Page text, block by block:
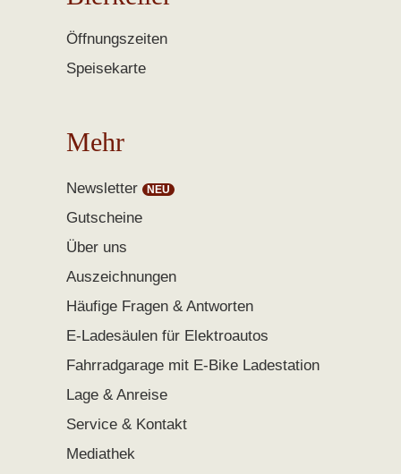
Öffnungszeiten
Speisekarte
Mehr
Newsletter
Gutscheine
Über uns
Auszeichnungen
Häufige Fragen & Antworten
E-Ladesäulen für Elektroautos
Fahrradgarage mit E-Bike Ladestation
Lage & Anreise
Service & Kontakt
Mediathek